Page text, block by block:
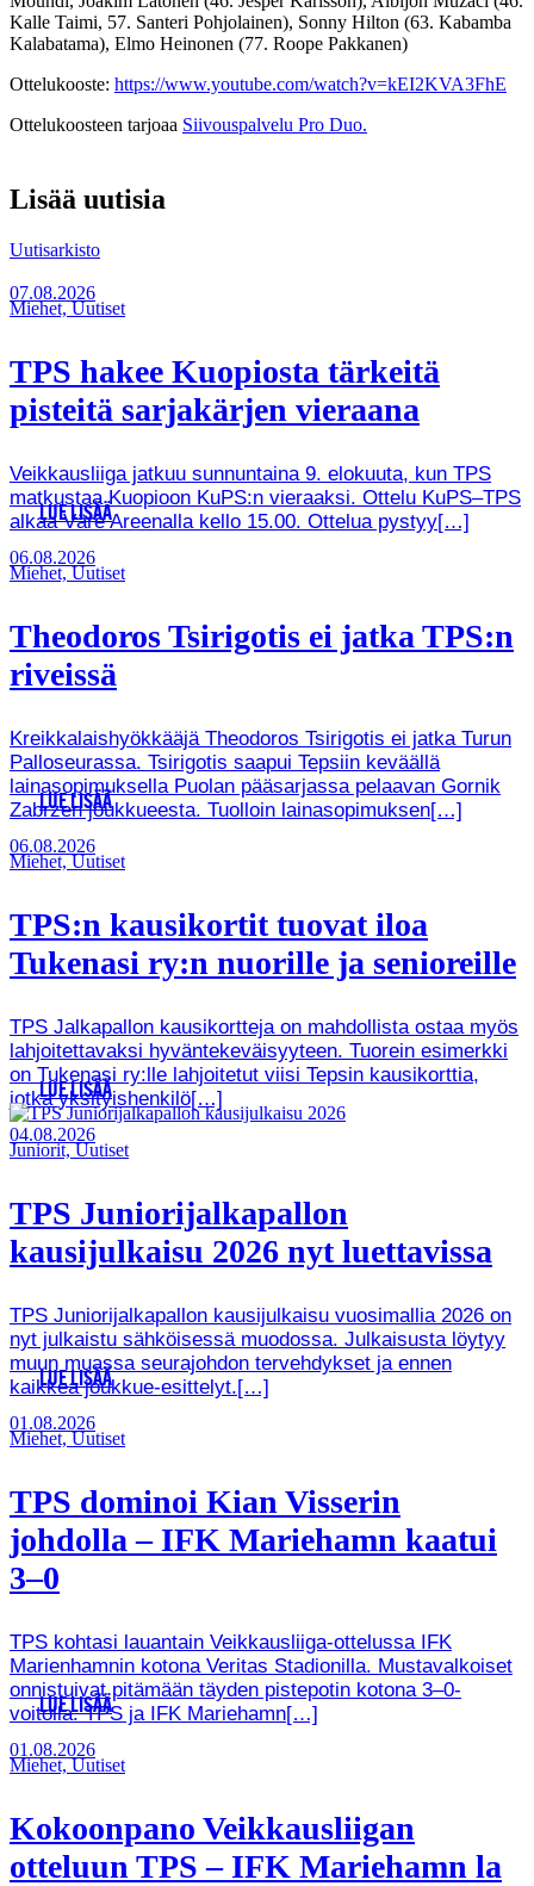
Kalle Taimi, 57. Santeri Pohjolainen), Sonny Hilton (63. Kabamba
Kalabatama), Elmo Heinonen (77. Roope Pakkanen)
Ottelukooste: https://www.youtube.com/watch?v=kEI2KVA3FhE
Ottelukoosteen tarjoaa Siivouspalvelu Pro Duo.
Lisää uutisia
Uutisarkisto
07.08.2026
Miehet, Uutiset
TPS hakee Kuopiosta tärkeitä
pisteitä sarjakärjen vieraana
Veikkausliiga jatkuu sunnuntaina 9. elokuuta, kun TPS
matkustaa Kuopioon KuPS:n vieraaksi. Ottelu KuPS–TPS
alkaa Väre Areenalla kello 15.00. Ottelua pystyy[…]
LUE LISÄÄ
06.08.2026
Miehet, Uutiset
Theodoros Tsirigotis ei jatka TPS:n
riveissä
Kreikkalaishyökkääjä Theodoros Tsirigotis ei jatka Turun
Palloseurassa. Tsirigotis saapui Tepsiin keväällä
lainasopimuksella Puolan pääsarjassa pelaavan Gornik
Zabrzen joukkueesta. Tuolloin lainasopimuksen[…]
LUE LISÄÄ
06.08.2026
Miehet, Uutiset
TPS:n kausikortit tuovat iloa
Tukenasi ry:n nuorille ja senioreille
TPS Jalkapallon kausikortteja on mahdollista ostaa myös
lahjoitettavaksi hyväntekeväisyyteen. Tuorein esimerkki
on Tukenasi ry:lle lahjoitetut viisi Tepsin kausikorttia,
jotka yksityishenkilö[…]
LUE LISÄÄ
04.08.2026
Juniorit, Uutiset
TPS Juniorijalkapallon
kausijulkaisu 2026 nyt luettavissa
TPS Juniorijalkapallon kausijulkaisu vuosimallia 2026 on
nyt julkaistu sähköisessä muodossa. Julkaisusta löytyy
muun muassa seurajohdon tervehdykset ja ennen
kaikkea joukkue-esittelyt.[…]
LUE LISÄÄ
01.08.2026
Miehet, Uutiset
TPS dominoi Kian Visserin
johdolla – IFK Mariehamn kaatui
3–0
TPS kohtasi lauantain Veikkausliiga-ottelussa IFK
Marienhamnin kotona Veritas Stadionilla. Mustavalkoiset
onnistuivat pitämään täyden pistepotin kotona 3–0-
voitolla. TPS ja IFK Mariehamn[…]
LUE LISÄÄ
01.08.2026
Miehet, Uutiset
Kokoonpano Veikkausliigan
otteluun TPS – IFK Mariehamn la